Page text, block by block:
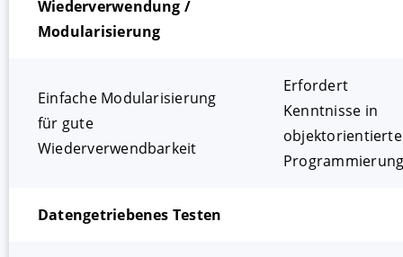
Wiederverwendung /
Modularisierung
Einfache Modularisierung
für gute
Wiederverwendbarkeit
Erfordert
Kenntnisse in
Datengetriebenes Testen